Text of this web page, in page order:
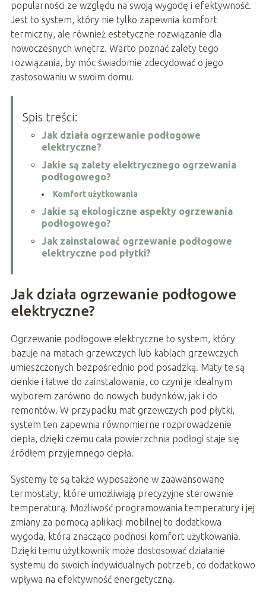
popularności ze względu na swoją wygodę i efektywność.
Jest to system, który nie tylko zapewnia komfort
termiczny, ale również estetyczne rozwiązanie dla
nowoczesnych wnętrz. Warto poznać zalety tego
rozwiązania, by móc świadomie zdecydować o jego
zastosowaniu w swoim domu.
Spis treści:
Jak działa ogrzewanie podłogowe
elektryczne?
Jakie są zalety elektrycznego ogrzewania
podłogowego?
Komfort użytkowania
Jakie są ekologiczne aspekty ogrzewania
podłogowego?
Jak zainstalować ogrzewanie podłogowe
elektryczne pod płytki?
Jak działa ogrzewanie podłogowe
elektryczne?
Ogrzewanie podłogowe elektryczne to system, który
bazuje na matach grzewczych lub kablach grzewczych
umieszczonych bezpośrednio pod posadzką. Maty te są
cienkie i łatwe do zainstalowania, co czyni je idealnym
wyborem zarówno do nowych budynków, jak i do
remontów. W przypadku mat grzewczych pod płytki,
system ten zapewnia równomierne rozprowadzenie
ciepła, dzięki czemu cała powierzchnia podłogi staje się
źródłem przyjemnego ciepła.
Systemy te są także wyposażone w zaawansowane
termostaty, które umożliwiają precyzyjne sterowanie
temperaturą. Możliwość programowania temperatury i jej
zmiany za pomocą aplikacji mobilnej to dodatkowa
wygoda, która znacząco podnosi komfort użytkowania.
Dzięki temu użytkownik może dostosować działanie
systemu do swoich indywidualnych potrzeb, co dodatkowo
wpływa na efektywność energetyczną.